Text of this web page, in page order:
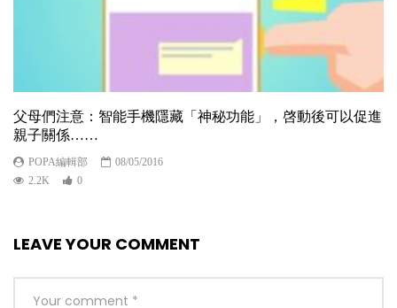
父母們注意：智能手機隱藏「神秘功能」，啓動後可以促進
親子關係……
POPA編輯部
08/05/2016
2.2K
0
LEAVE YOUR COMMENT